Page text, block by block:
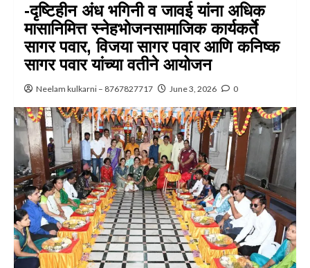
-दृष्टिहीन अंध भगिनी व जावई यांना अधिक
मासानिमित्त स्नेहभोजनसामाजिक कार्यकर्ते
सागर पवार, विजया सागर पवार आणि कनिष्क
सागर पवार यांच्या वतीने आयोजन
Neelam kulkarni – 8767827717 June 3, 2026 0